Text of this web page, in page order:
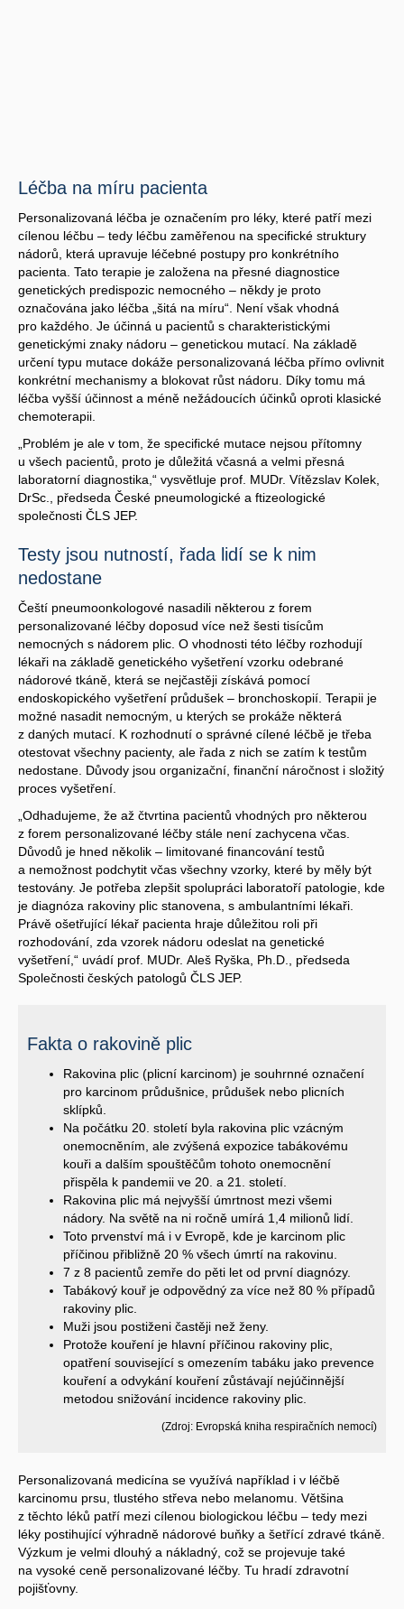
Léčba na míru pacienta
Personalizovaná léčba je označením pro léky, které patří mezi
cílenou léčbu – tedy léčbu zaměřenou na specifické struktury
nádorů, která upravuje léčebné postupy pro konkrétního
pacienta. Tato terapie je založena na přesné diagnostice
genetických predispozic nemocného – někdy je proto
označována jako léčba „šitá na míru“. Není však vhodná
pro každého. Je účinná u pacientů s charakteristickými
genetickými znaky nádoru – genetickou mutací. Na základě
určení typu mutace dokáže personalizovaná léčba přímo ovlivnit
konkrétní mechanismy a blokovat růst nádoru. Díky tomu má
léčba vyšší účinnost a méně nežádoucích účinků oproti klasické
chemoterapii.
„Problém je ale v tom, že specifické mutace nejsou přítomny
u všech pacientů, proto je důležitá včasná a velmi přesná
laboratorní diagnostika,“ vysvětluje prof. MUDr. Vítězslav Kolek,
DrSc., předseda České pneumologické a ftizeologické
společnosti ČLS JEP.
Testy jsou nutností, řada lidí se k nim
nedostane
Čeští pneumoonkologové nasadili některou z forem
personalizované léčby doposud více než šesti tisícům
nemocných s nádorem plic. O vhodnosti této léčby rozhodují
lékaři na základě genetického vyšetření vzorku odebrané
nádorové tkáně, která se nejčastěji získává pomocí
endoskopického vyšetření průdušek – bronchoskopií. Terapii je
možné nasadit nemocným, u kterých se prokáže některá
z daných mutací. K rozhodnutí o správné cílené léčbě je třeba
otestovat všechny pacienty, ale řada z nich se zatím k testům
nedostane. Důvody jsou organizační, finanční náročnost i složitý
proces vyšetření.
„Odhadujeme, že až čtvrtina pacientů vhodných pro některou
z forem personalizované léčby stále není zachycena včas.
Důvodů je hned několik – limitované financování testů
a nemožnost podchytit včas všechny vzorky, které by měly být
testovány. Je potřeba zlepšit spolupráci laboratoří patologie, kde
je diagnóza rakoviny plic stanovena, s ambulantními lékaři.
Právě ošetřující lékař pacienta hraje důležitou roli při
rozhodování, zda vzorek nádoru odeslat na genetické
vyšetření,“ uvádí prof. MUDr. Aleš Ryška, Ph.D., předseda
Společnosti českých patologů ČLS JEP.
Fakta o rakovině plic
Rakovina plic (plicní karcinom) je souhrnné označení
pro karcinom průdušnice, průdušek nebo plicních
sklípků.
Na počátku 20. století byla rakovina plic vzácným
onemocněním, ale zvýšená expozice tabákovému
kouři a dalším spouštěčům tohoto onemocnění
přispěla k pandemii ve 20. a 21. století.
Rakovina plic má nejvyšší úmrtnost mezi všemi
nádory. Na světě na ni ročně umírá 1,4 milionů lidí.
Toto prvenství má i v Evropě, kde je karcinom plic
příčinou přibližně 20 % všech úmrtí na rakovinu.
7 z 8 pacientů zemře do pěti let od první diagnózy.
Tabákový kouř je odpovědný za více než 80 % případů
rakoviny plic.
Muži jsou postiženi častěji než ženy.
Protože kouření je hlavní příčinou rakoviny plic,
opatření související s omezením tabáku jako prevence
kouření a odvykání kouření zůstávají nejúčinnější
metodou snižování incidence rakoviny plic.
(Zdroj: Evropská kniha respiračních nemocí)
Personalizovaná medicína se využívá například i v léčbě
karcinomu prsu, tlustého střeva nebo melanomu. Většina
z těchto léků patří mezi cílenou biologickou léčbu – tedy mezi
léky postihující výhradně nádorové buňky a šetřící zdravé tkáně.
Výzkum je velmi dlouhý a nákladný, což se projevuje také
na vysoké ceně personalizované léčby. Tu hradí zdravotní
pojišťovny.